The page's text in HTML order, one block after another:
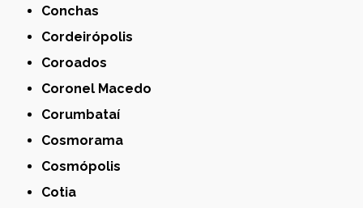
Conchas
Cordeirópolis
Coroados
Coronel Macedo
Corumbataí
Cosmorama
Cosmópolis
Cotia